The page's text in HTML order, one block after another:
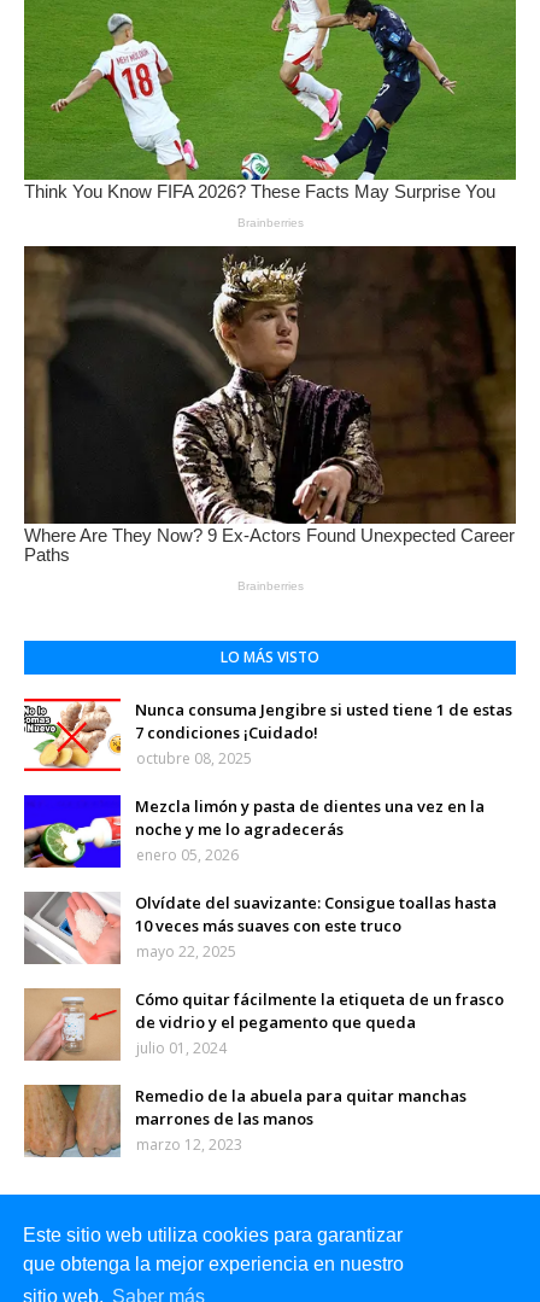
Este sitio web utiliza cookies para garantizar
que obtenga la mejor experiencia en nuestro
sitio web. Saber más
LO MÁS VISTO
Nunca consuma Jengibre si usted tiene 1 de estas
7 condiciones ¡Cuidado!
octubre 08, 2025
Mezcla limón y pasta de dientes una vez en la
noche y me lo agradecerás
enero 05, 2026
Olvídate del suavizante: Consigue toallas hasta
10 veces más suaves con este truco
mayo 22, 2025
Cómo quitar fácilmente la etiqueta de un frasco
de vidrio y el pegamento que queda
julio 01, 2024
Remedio de la abuela para quitar manchas
marrones de las manos
marzo 12, 2023